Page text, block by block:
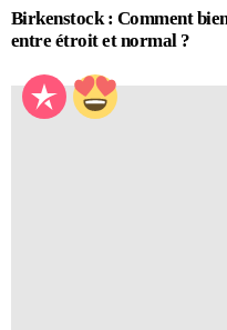
Birkenstock : Comment
entre étroit et normal ?